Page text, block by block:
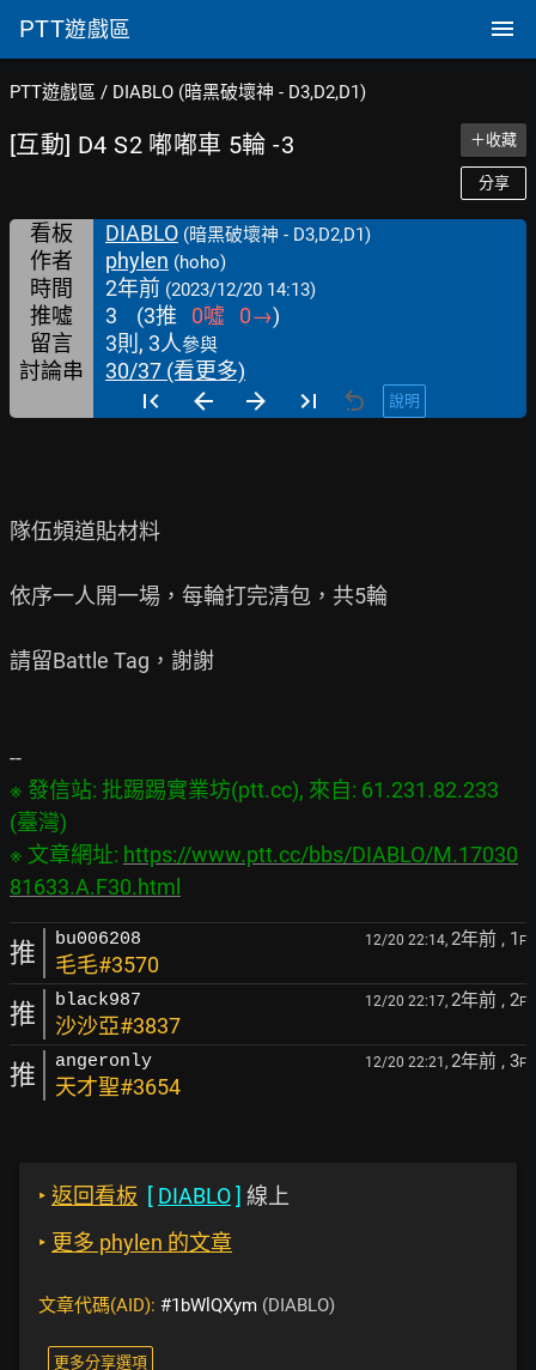
PTT遊戲區
PTT遊戲區 / DIABLO (暗黑破壞神 - D3,D2,D1)
[互動] D4 S2 嘟嘟車 5輪 -3 ＋收藏
分享
看板 DIABLO (暗黑破壞神 - D3,D2,D1)
作者 phylen (hoho)
時間 2年前 (2023/12/20 14:13)
推噓 3 (3推 0噓 0→)
留言
3則, 3人參與
討論串 30/37 (看更多)
說明
隊伍頻道貼材料
依序一人開一場，每輪打完清包，共5輪
請留Battle Tag，謝謝
※ 發信站: 批踢踢實業坊(ptt.cc), 來自: 61.231.82.233
(臺灣)
※ 文章網址: https://www.ptt.cc/bbs/DIABLO/M.17030
81633.A.F30.html
推 bu006208 12/20 22:14, 2年前 , 1 F
毛毛#3570
推 black987 12/20 22:17, 2年前 , 2F
沙沙亞#3837
推 angeronly 12/20 22:21, 2年前 , 3F
天才聖#3654
‣ 返回看板 [ DIABLO] 線上
‣ 更多 phylen 的文章
文章代碼(AID): #1bWlQXym (DIABLO)
更多分享選項